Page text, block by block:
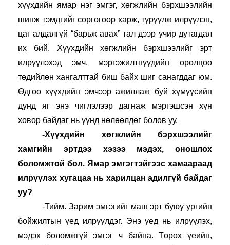
хүүхдийн ямар нэг эмгэг, хөгжлийн бэрхшээлийн
шинж тэмдгийг соргогоор харж, түрүүлж илрүүлэн,
цаг алдалгүй “барьж авах” тал дээр учир дутагдал
их бий. Хүүхдийн хөгжлийн бэрхшээлийг эрт
илрүүлэхэд эмч, мэргэжилтнүүдийн оролцоо
төдийлөн хангалттай биш байх шиг санагддаг юм.
Өдгөө хүүхдийн эмчээр ажиллаж буй хүмүүсийн
дунд яг энэ чиглэлээр дагнаж мэргэшсэн хүн
ховор байдаг нь үүнд нөлөөлдөг болов уу.
-Хүүхдийн хөгжлийн бэрхшээлийг
хамгийн эртдээ хэзээ мэдэх, оношлох
боломжтой бол. Ямар эмгэгтэйгээс хамаараад
илрүүлэх хугацаа нь харилцан адилгүй байдаг
уу?
-Тийм. Зарим эмгэгийг маш эрт буюу ургийн
бойжилтын үед илрүүлдэг. Энэ үед нь илрүүлэх,
мэдэх боломжгүй эмгэг ч байна. Төрөх үеийн,